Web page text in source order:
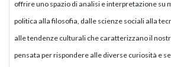
offrire uno spazio di analisi e interpretazione su
politica alla filosofia, dalle scienze sociali alla
alle tendenze culturali che caratterizzano il
pensata per rispondere alle diverse curiosità e